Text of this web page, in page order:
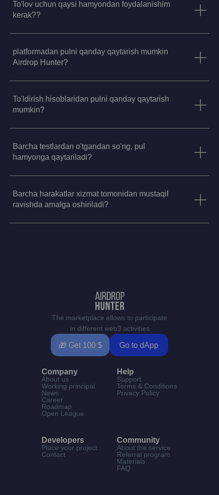
To'lov uchun qaysi hamyondan foydalanishim
kerak??
platformadan pulni qanday qaytarish mumkin
Airdrop Hunter?
To'ldirish hisoblaridan pulni qanday qaytarish
mumkin?
Barcha testlardan o'tgandan so'ng, pul
hamyonga qaytariladi?
Barcha harakatlar xizmat tomonidan mustaqil
ravishda amalga oshiriladi?
The marketplace allows to participate
in different web3 activities
🎁 Get 100 $ Go to dApp
Company
About us
Working principal
News
Career
Roadmap
Open League
Help
Support
Terms & Conditions
Privacy Policy
Developers
Place your project
Contact
Community
About the service
Referral program
Materials
FAQ